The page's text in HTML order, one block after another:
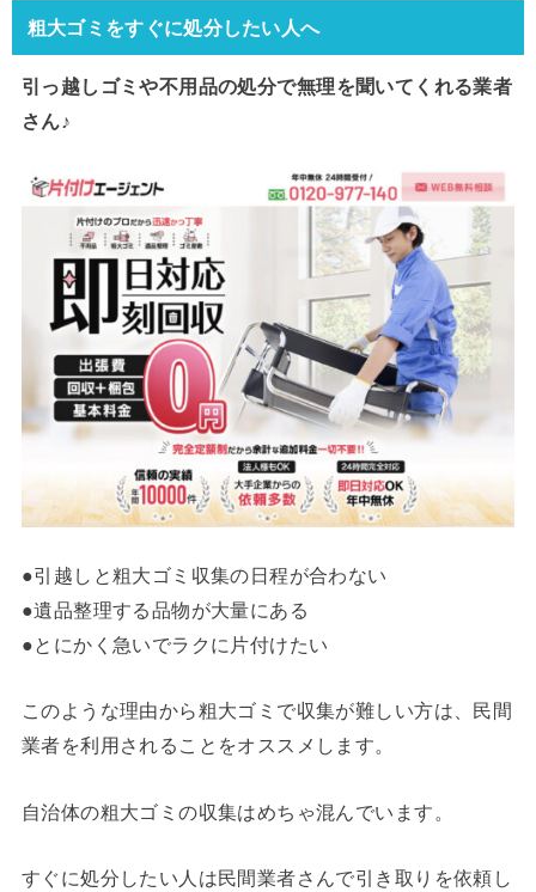
粗大ゴミをすぐに処分したい人へ
引っ越しゴミや不用品の処分で無理を聞いてくれる業者
さん♪
●引越しと粗大ゴミ収集の日程が合わない
●遺品整理する品物が大量にある
●とにかく急いでラクに片付けたい
このような理由から粗大ゴミで収集が難しい方は、民間
業者を利用されることをオススメします。
自治体の粗大ゴミの収集はめちゃ混んでいます。
すぐに処分したい人は民間業者さんで引き取りを依頼し